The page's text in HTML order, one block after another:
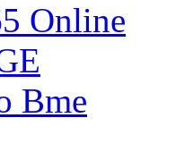
Online
Bme